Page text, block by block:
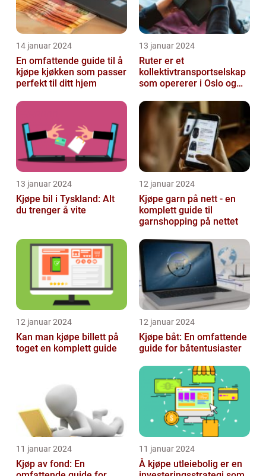
14 januar 2024
En omfattende guide til å
kjøpe kjøkken som passer
perfekt til ditt hjem
13 januar 2024
Ruter er et
kollektivtransportselskap
som opererer i Oslo og
13 januar 2024
Kjøpe bil i Tyskland: Alt
du trenger å vite
12 januar 2024
Kjøpe garn på nett - en
komplett guide til
garnshopping på nettet
12 januar 2024
Kan man kjøpe billett på
toget en komplett guide
12 januar 2024
Kjøpe båt: En omfattende
guide for båtentusiaster
11 januar 2024
Kjøp av fond: En
11 januar 2024
Å kjøpe utleiebolig er en